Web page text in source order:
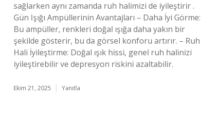
sağlarken aynı zamanda ruh halimizi de iyileştirir .
Gün Işığı Ampüllerinin Avantajları – Daha İyi Görme:
Bu ampüller, renkleri doğal ışığa daha yakın bir
şekilde gösterir, bu da görsel konforu artırır. – Ruh
Hali İyileştirme: Doğal ışık hissi, genel ruh halinizi
iyileştirebilir ve depresyon riskini azaltabilir.
Ekim 21, 2025 Yanıtla